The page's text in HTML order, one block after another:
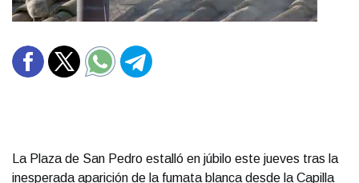
La Plaza de San Pedro estalló en júbilo este jueves tras la
inesperada aparición de la fumata blanca desde la Capilla